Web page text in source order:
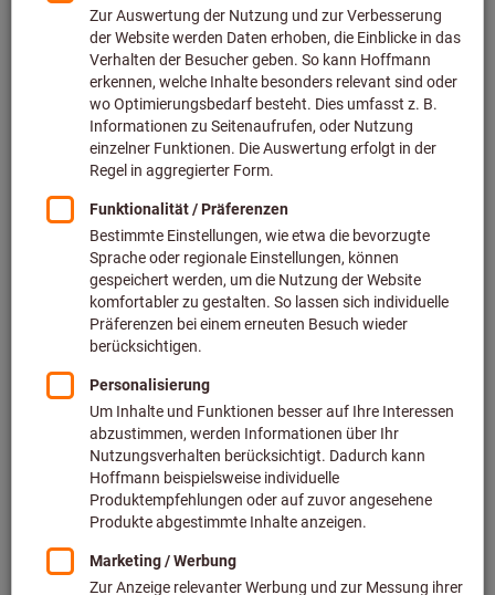
Art.-Nr.: 308187
Lieferbar
12 Varianten
198,00 €
zzgl. MwSt. zzgl. Versandkosten
Zu den Varianten
Schrumpffutter 3°, schlank HSK-A
63 A = 120
Art.-Nr.: 308318
Lieferbar
7 Varianten
zzgl. MwSt. zzgl. Versandkosten
Zu den Varianten